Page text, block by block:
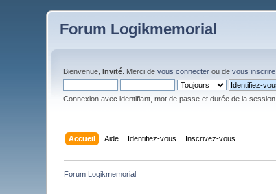
Forum Logikmemorial
Bienvenue,Invité . Merci devous connecter ou devous inscrire
Connexion avec identifiant, mot de passe et durée de la session
Accueil Aide Identifiez-vous Inscrivez-vous
Forum Logikmemorial